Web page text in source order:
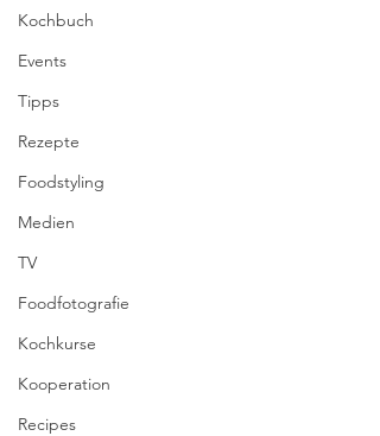
Kochbuch
Events
Tipps
Rezepte
Foodstyling
Medien
TV
Foodfotografie
Kochkurse
Kooperation
Recipes